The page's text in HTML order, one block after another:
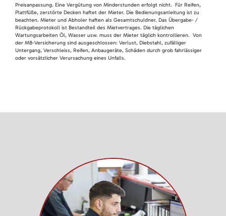
Preisanpassung. Eine Vergütung von Minderstunden erfolgt nicht. Für Reifen,
Plattfüße, zerstörte Decken haftet der Mieter. Die Bedienungsanleitung ist zu
beachten. Mieter und Abholer haften als Gesamtschuldner. Das Übergabe- /
Rückgabeprotokoll ist Bestandteil des Mietvertrages. Die täglichen
Wartungsarbeiten Öl, Wasser usw. muss der Mieter täglich kontrollieren. Von
der MB-Versicherung sind ausgeschlossen: Verlust, Diebstahl, zufälliger
Untergang, Verschleiss, Reifen, Anbaugeräte, Schäden durch grob fahrlässiger
oder vorsätzlicher Verursachung eines Unfalls.